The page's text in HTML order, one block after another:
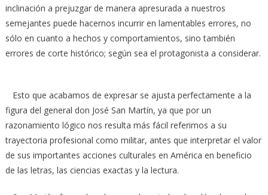
inclinación a prejuzgar de manera apresurada a nuestros
semejantes puede hacernos incurrir en lamentables errores, no
sólo en cuanto a hechos y comportamientos, sino también
errores de corte histórico; según sea el protagonista a considerar.
Esto que acabamos de expresar se ajusta perfectamente a la
figura del general don José San Martín, ya que por un
razonamiento lógico nos resulta más fácil referirnos a su
trayectoria profesional como militar, antes que interpretar el valor
de sus importantes acciones culturales en América en beneficio
de las letras, las ciencias exactas y la lectura.